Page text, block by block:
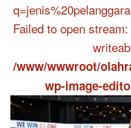
Failed to open
/www/wwwroot/
wp-image-